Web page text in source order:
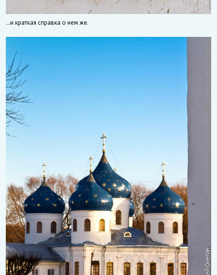
…и краткая справка о нем же.